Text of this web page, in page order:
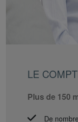
LE
Plus de 150
De